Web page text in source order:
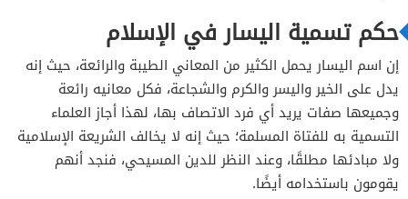
حكم تسمية اليسار في الإسلام
إن اسم اليسار يحمل الكثير من المعاني الطيبة والرائعة، حيث إنه
يدل على الخير واليسر والكرم والشجاعة، فكل معانيه رائعة
وجميعها صفات يريد أي فرد الاتصاف بها، لهذا أجاز العلماء
التسمية به للفتاة المسلمة؛ حيث إنه لا يخالف الشريعة الإسلامية
ولا مبادئها مطلقًا، وعند النظر للدين المسيحي، فنجد أنهم
يقومون باستخدامه أيضًا.